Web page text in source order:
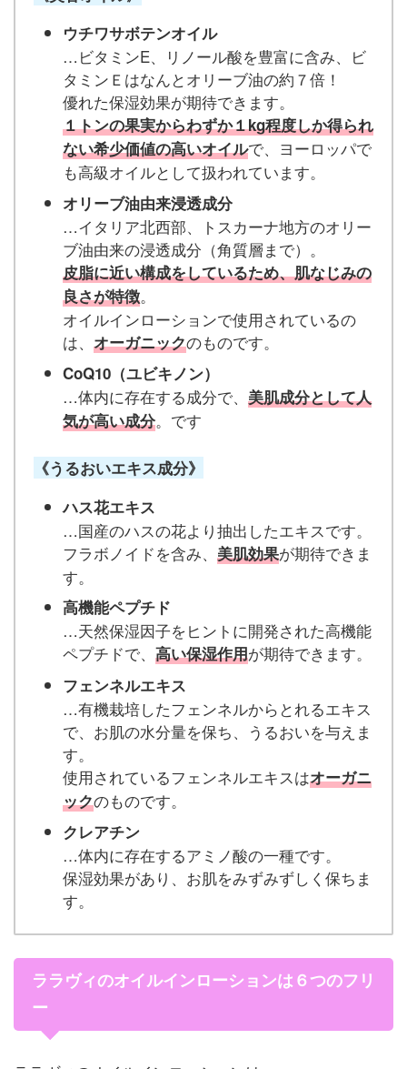
ウチワサボテンオイル
…ビタミンE、リノール酸を豊富に含み、ビ
タミンＥはなんとオリーブ油の約７倍！
優れた保湿効果が期待できます。
１トンの果実からわずか１kg程度しか得られ
ない希少価値の高いオイルで、ヨーロッパで
も高級オイルとして扱われています。
オリーブ油由来浸透成分
…イタリア北西部、トスカーナ地方のオリー
ブ油由来の浸透成分（角質層まで）。
皮脂に近い構成をしているため、肌なじみの
良さが特徴。
オイルインローションで使用されているの
は、 オーガニックのものです。
CoQ10（ユビキノン）
…体内に存在する成分で、 美肌成分として人
気が高い成分。です
《うるおいエキス成分》
ハス花エキス
…国産のハスの花より抽出したエキスです。
フラボノイドを含み、 美肌効果が期待できま
す。
高機能ペプチド
…天然保湿因子をヒントに開発された高機能
ペプチドで、 高い保湿作用が期待できます。
フェンネルエキス
…有機栽培したフェンネルからとれるエキス
で、お肌の水分量を保ち、うるおいを与えま
す。
使用されているフェンネルエキスはオーガニ
ックのものです。
クレアチン
…体内に存在するアミノ酸の一種です。
保湿効果があり、お肌をみずみずしく保ちま
す。
ララヴィのオイルインローションは６つのフリ
ー